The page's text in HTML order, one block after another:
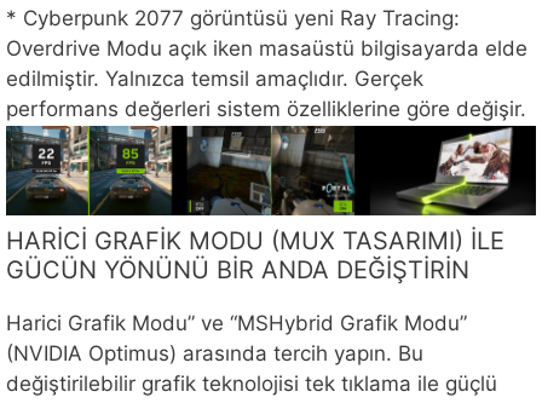
* Cyberpunk 2077 görüntüsü yeni Ray Tracing:
Overdrive Modu açık iken masaüstü bilgisayarda elde
edilmiştir. Yalnızca temsil amaçlıdır. Gerçek
performans değerleri sistem özelliklerine göre değişir.
HARİCİ GRAFİK MODU (MUX TASARIMI) İLE
GÜCÜN YÖNÜNÜ BİR ANDA DEĞİŞTİRİN
Harici Grafik Modu” ve “MSHybrid Grafik Modu”
(NVIDIA Optimus) arasında tercih yapın. Bu
değiştirilebilir grafik teknolojisi tek tıklama ile güçlü